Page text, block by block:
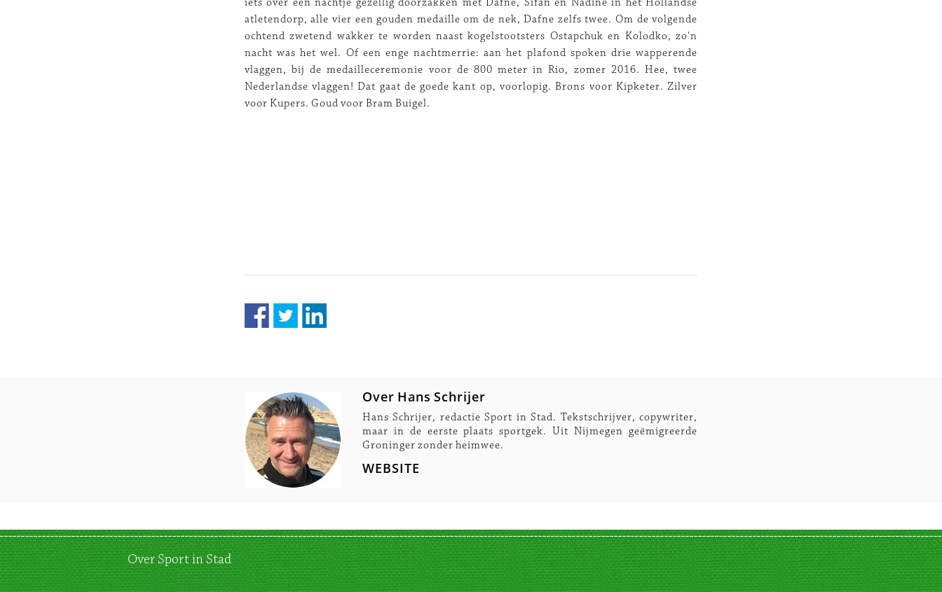
atletendorp, alle vier een gouden medaille om de nek, Dafne zelfs twee. Om de volgende
ochtend zwetend wakker te worden naast kogelstootsters Ostapchuk en Kolodko, zo'n
nacht was het wel. Of een enge nachtmerrie: aan het plafond spoken drie wapperende
vlaggen, bij de medailleceremonie voor de 800 meter in Rio, zomer 2016. Hee, twee
Nederlandse vlaggen! Dat gaat de goede kant op, voorlopig. Brons voor Kipketer. Zilver
voor Kupers. Goud voor Bram Buigel.
Over Hans Schrijer
Hans Schrijer, redactie Sport in Stad. Tekstschrijver, copywriter,
maar in de eerste plaats sportgek. Uit Nijmegen geëmigreerde
Groninger zonder heimwee.
WEBSITE
Over Sport in Stad